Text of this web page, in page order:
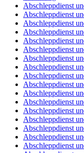
Abschleppdienst
Abschleppdienst
Abschleppdienst
Abschleppdienst
Abschleppdienst
Abschleppdienst
Abschleppdienst
Abschleppdienst
Abschleppdienst
Abschleppdienst
Abschleppdienst
Abschleppdienst
Abschleppdienst
Abschleppdienst
Abschleppdienst
Abschleppdienst
Abschleppdienst